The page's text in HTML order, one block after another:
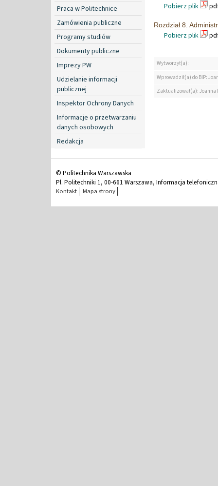
Praca w Politechnice
Zamówienia publiczne
Programy studiów
Dokumenty publiczne
Imprezy PW
Udzielanie informacji
publicznej
Inspektor Ochrony Danych
Informacje o przetwarzaniu
danych osobowych
Redakcja
Pobierz plik
Rozdział 8.
Pobierz plik
Wytworzył(a):
Wprowadził(a) do BIP:
Zaktualizował(a):
© Politechnika Warszawska
Pl. Politechniki 1, 00-661 Warszawa, Informacja
Kontakt Mapa strony